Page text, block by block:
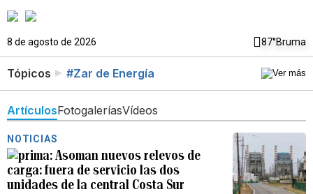
8 de agosto de 2026 87°Bruma
Tópicos #Zar de Energía
ArtículosFotogaleríasVídeos
NOTICIAS
Asoman nuevos relevos de
carga: fuera de servicio las dos
unidades de la central Costa Sur